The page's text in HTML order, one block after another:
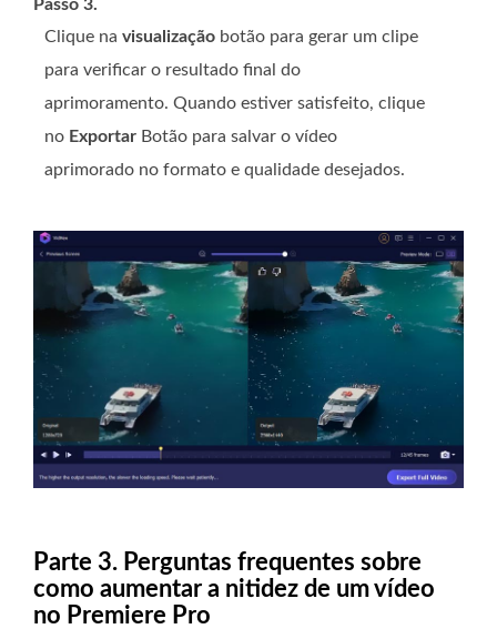
Passo 3.
Clique na visualização botão para gerar um clipe
para verificar o resultado final do
aprimoramento. Quando estiver satisfeito, clique
no Exportar Botão para salvar o vídeo
aprimorado no formato e qualidade desejados.
Parte 3. Perguntas frequentes sobre
como aumentar a nitidez de um vídeo
no Premiere Pro